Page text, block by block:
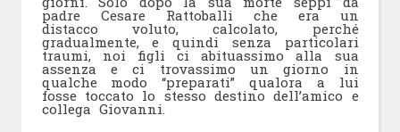
padre Cesare Rattoballi che era un
distacco voluto, calcolato, perché
gradualmente, e quindi senza particolari
traumi, noi figli ci abituassimo alla sua
assenza e ci trovassimo un giorno in
qualche modo “preparati” qualora a lui
fosse toccato lo stesso destino dell’amico e
collega Giovanni.